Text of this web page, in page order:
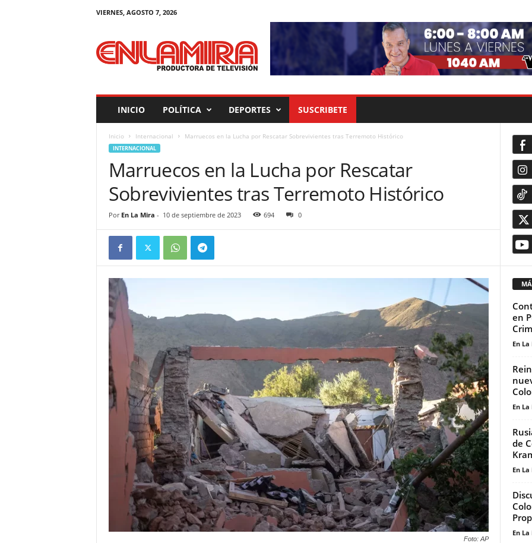
VIERNES, AGOSTO 7, 2026
g
INICIO POLÍTICA DEPORTES SUSCRIBETE
Inicio Internacional Marruecos en la Lucha por Rescatar Sobrevivientes tras Terremoto Histórico
INTERNACIONAL
Marruecos en la Lucha por Rescatar
Sobrevivientes tras Terremoto Histórico
Por En La Mira - 10 de septiembre de 2023 694 0
Foto: AP
en
En
En
de
En
En